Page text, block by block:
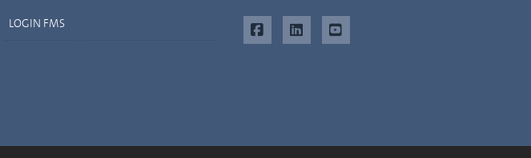
LOGIN FMS